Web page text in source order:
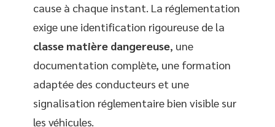
cause à chaque instant. La réglementation
exige une identification rigoureuse de la
classe matière dangereuse, une
documentation complète, une formation
adaptée des conducteurs et une
signalisation réglementaire bien visible sur
les véhicules.